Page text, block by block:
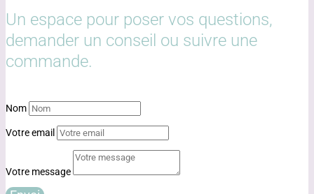
Un espace pour poser vos questions,
demander un conseil ou suivre une
commande.
Nom
Votre email
Votre message